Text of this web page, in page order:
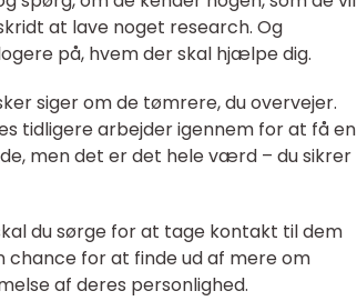
at lave noget research. Og
på, hvem der skal hjælpe dig.
siger om de tømrere, du overvejer.
tidligere arbejder igennem for at få en
men det er det hele værd – du sikrer
du sørge for at tage kontakt til dem
chance for at finde ud af mere om
af deres personlighed.